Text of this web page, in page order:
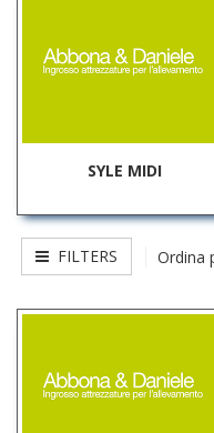
SYLE MIDI
FILTERS Ordina